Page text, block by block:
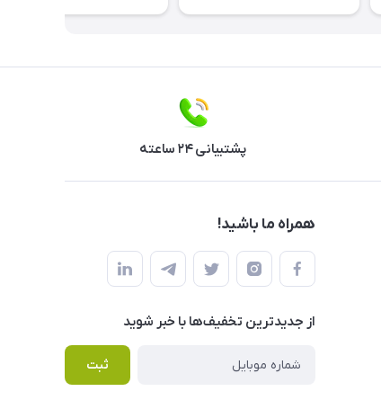
پشتیبانی ۲۴ ساعته
همراه ما باشید!
از جدید‌ترین تخفیف‌ها با‌ خبر شوید
ثبت